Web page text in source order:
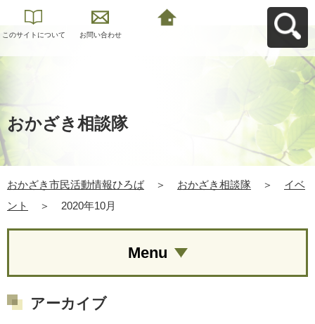
このサイトについて お問い合わせ
おかざき相談隊
おかざき市民活動情報ひろば ＞ おかざき相談隊 ＞
イベ
ント
＞ 2020年10月
Menu
アーカイブ